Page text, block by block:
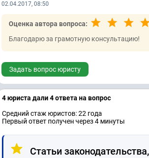
02.04.2017, 08:50
Оценка автора вопроса:
Благодарю за грамотную консультацию!
Задать вопрос юристу
4 юристa дали 4 ответa на вопрос
Средний стаж юристов: 22 годa
Первый ответ получен через 4 минуты
Статьи